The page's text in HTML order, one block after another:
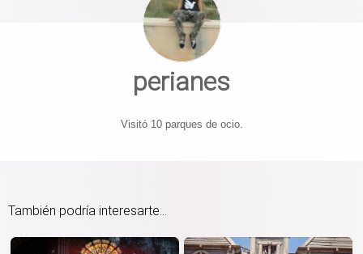
perianes
Visitó 10 parques de ocio.
También podría interesarte...